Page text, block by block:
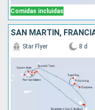
Comidas incluidas
Star Flyer 8 d